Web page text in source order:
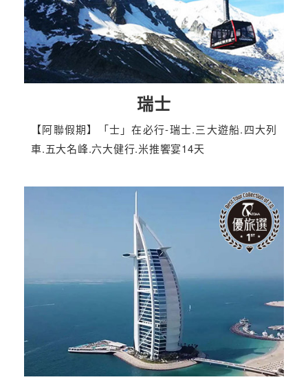
瑞士
【阿聯假期】「士」在必行-瑞士.三大遊船.四大列
車.五大名峰.六大健行.米推饗宴14天